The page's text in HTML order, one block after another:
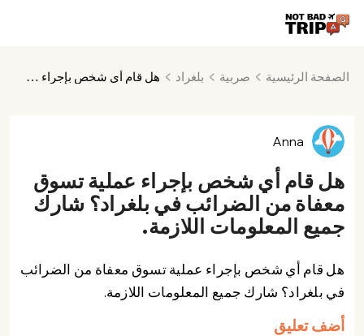
الصفحة الرئيسية صربية بلغراد هل قام أي شخص بإجراء عملية تسوق معفاة من الضرائب في بلغراد؟ شارك جميع المعلومات اللازمة.
Anna
هل قام أي شخص بإجراء عملية تسوق
معفاة من الضرائب في بلغراد؟ شارك
جميع المعلومات اللازمة.
هل قام أي شخص بإجراء عملية تسوق معفاة من الضرائب
في بلغراد؟ شارك جميع المعلومات اللازمة.
أضف تعليق